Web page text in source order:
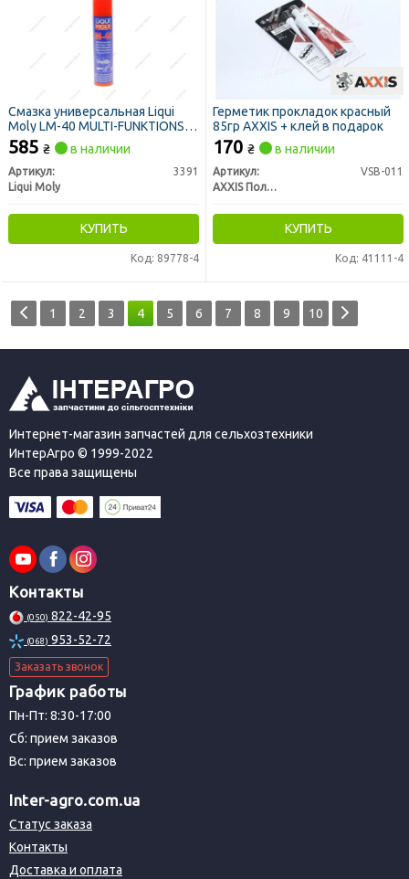
Смазка универсальная Liqui
Moly LM-40 MULTI-FUNKTIONS-
SPRAY 0,4л
585 ₴ в наличии
Артикул:
3391
Liqui Moly
КУПИТЬ
Код: 89778-4
Герметик прокладок красный
85гр AXXIS + клей в подарок
170 ₴ в наличии
Артикул:
VSB-011
AXXIS Польша
КУПИТЬ
Код: 41111-4
1 2 3 4 5 6 7 8 9 10
Интернет-магазин запчастей для сельхозтехники
ИнтерАгро © 1999-2022
Все права защищены
Контакты
(050) 822-42-95
(068) 953-52-72
Заказать звонок
График работы
Пн-Пт: 8:30-17:00
Сб: прием заказов
Вс: прием заказов
Inter-agro.com.ua
Статус заказа
Контакты
Доставка и оплата